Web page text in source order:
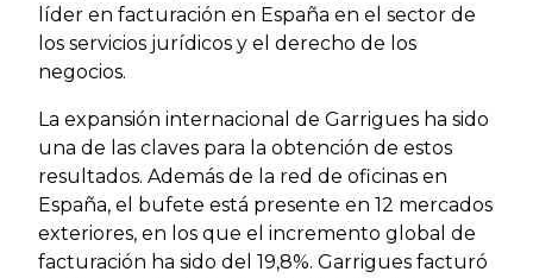
líder en facturación en España en el sector de
los servicios jurídicos y el derecho de los
negocios.
La expansión internacional de Garrigues ha sido
una de las claves para la obtención de estos
resultados. Además de la red de oficinas en
España, el bufete está presente en 12 mercados
exteriores, en los que el incremento global de
facturación ha sido del 19,8%. Garrigues facturó